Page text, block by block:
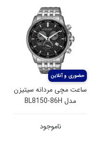
ساعت مچی مردانه سیتیزن
مدل BL8150-86H
ناموجود